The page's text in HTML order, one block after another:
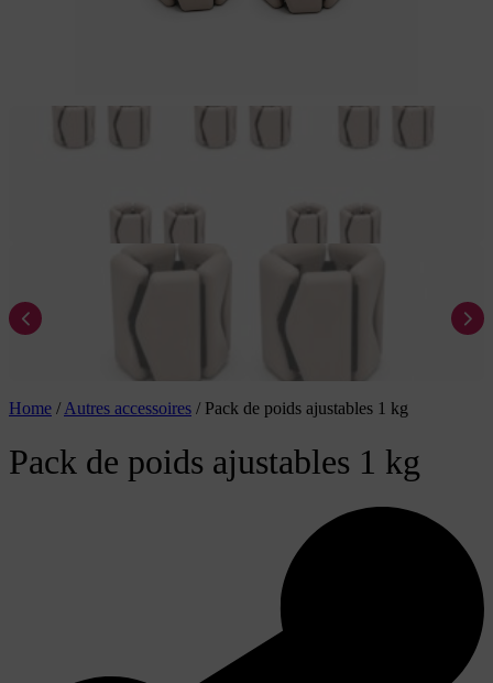
Home / Autres accessoires / Pack de poids ajustables 1 kg
Pack de poids ajustables 1 kg